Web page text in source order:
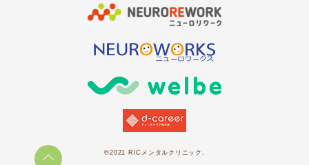
©2021 RICメンタルクリニック.